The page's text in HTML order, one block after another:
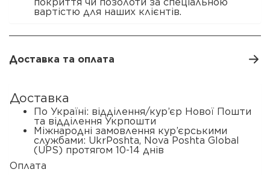
вартістю для наших клієнтів.
Доставка та оплата
Доставка
По Україні: відділення/кур’єр Нової Пошти
та відділення Укрпошти
Міжнародні замовлення кур’єрськими
службами: UkrPoshta, Nova Poshta Global
(UPS) протягом 10-14 днів
Оплата